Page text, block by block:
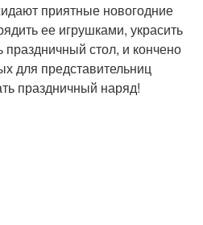
приятные новогодние
ее игрушками, украсить
стол, и кончено
для представительниц
праздничный наряд!